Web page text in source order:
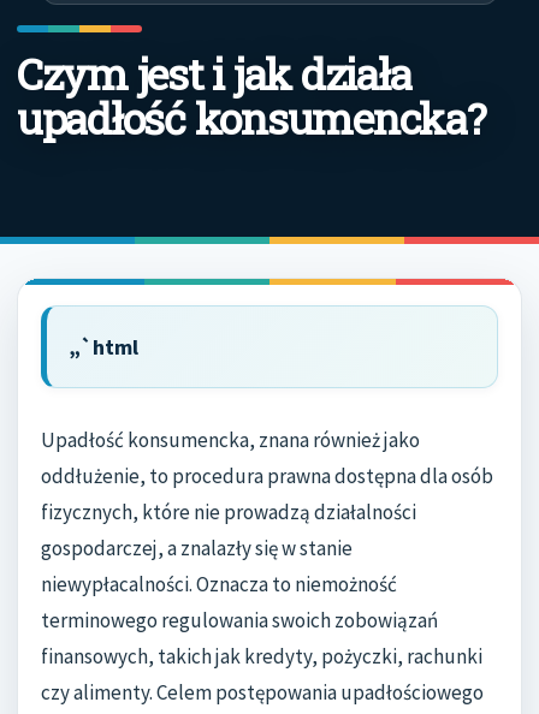
Czym jest i jak działa
upadłość konsumencka?
„`html
Upadłość konsumencka, znana również jako
oddłużenie, to procedura prawna dostępna dla osób
fizycznych, które nie prowadzą działalności
gospodarczej, a znalazły się w stanie
niewypłacalności. Oznacza to niemożność
terminowego regulowania swoich zobowiązań
finansowych, takich jak kredyty, pożyczki, rachunki
czy alimenty. Celem postępowania upadłościowego